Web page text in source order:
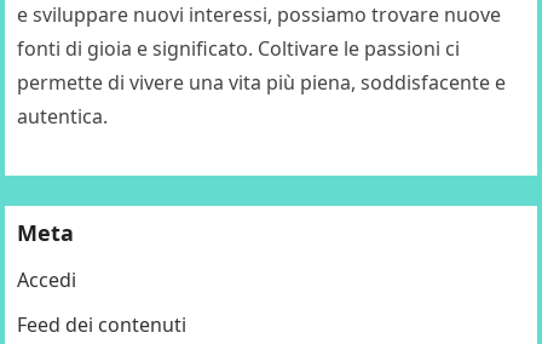
e sviluppare nuovi interessi, possiamo trovare nuove
fonti di gioia e significato. Coltivare le passioni ci
permette di vivere una vita più piena, soddisfacente e
autentica.
Meta
Accedi
Feed dei contenuti